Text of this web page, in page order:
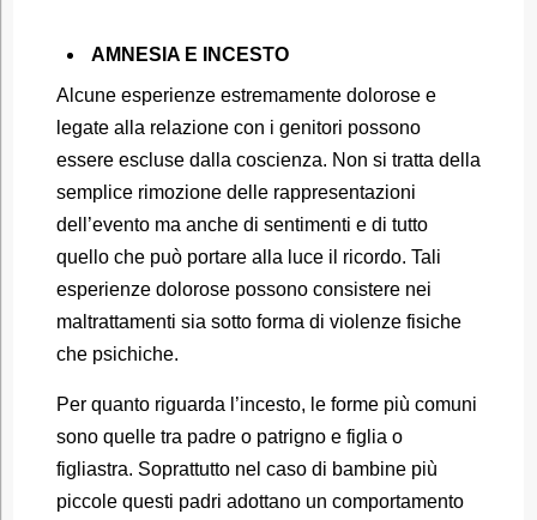
AMNESIA E INCESTO
Alcune esperienze estremamente dolorose e
legate alla relazione con i genitori possono
essere escluse dalla coscienza. Non si tratta della
semplice rimozione delle rappresentazioni
dell’evento ma anche di sentimenti e di tutto
quello che può portare alla luce il ricordo. Tali
esperienze dolorose possono consistere nei
maltrattamenti sia sotto forma di violenze fisiche
che psichiche.
Per quanto riguarda l’incesto, le forme più comuni
sono quelle tra padre o patrigno e figlia o
figliastra. Soprattutto nel caso di bambine più
piccole questi padri adottano un comportamento